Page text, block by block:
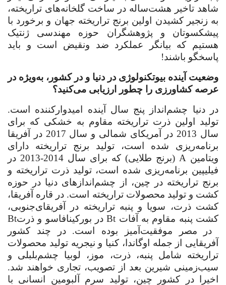
شاهد تاخیر هشت‌ساله در ساخت گلخانه‌های تراریخته،
به زنجیر کشیدن اولین برنج تراریخته جهان و برخورد با
پیشکسوتان و پژوهشگران حوزه مهندسی ژنتیک
هستیم که بیانگر عملکرد ضد ونقیض است و باید
پاسخگو باشند!
‌وضعیت آینده بیوتکنولوژی در دنیا و در کشور، به‌ویژه در
عرصه کشاورزی را چطور ارزیابی می‌کنید؟
در دنیا چشم‌‌انداز پنج سال آینده امیدوارکننده است.
تولید اولین ذرت تراریخته مقاوم به خشکی که برای
سال 2013
در آمریکای شمالی و سال 2017 در آفریقا
برنامه‌ریزی شده است، تولید برنج تراریخته دارای
ویتامین A
(برنج طلایی) که برای سال 2014-2013 در
فیلیپین برنامه‌ریزی شده است، تولید ذرت تراریخته و
برنج تراریخته در چین، از چشم‌اندازهای دنیا در حوزه
کشت و تولید محصولات تراریخته است. در قاره آفریقا،
کشت ذرت، سویا و پنبه تراریخته در آفریقای‌جنوبی،
کشت پنبه مقاوم به آفات Bt در بورکینافاسو و ذرتBt
در مصر موفقیت‌آمیز بوده است. در چند کشور
آفریقایی از جمله اوگاندا، کنیا و نیجریه تولید محصولات
تراریخته شامل پنبه، ذرت، موز، لوبیا چشم‌بلبلی و
سیب‌زمینی شیرین بعد از تصویب، تجاری خواهند شد.
اخیرا در کشور چین، تولید سرم آلبومین انسانی با